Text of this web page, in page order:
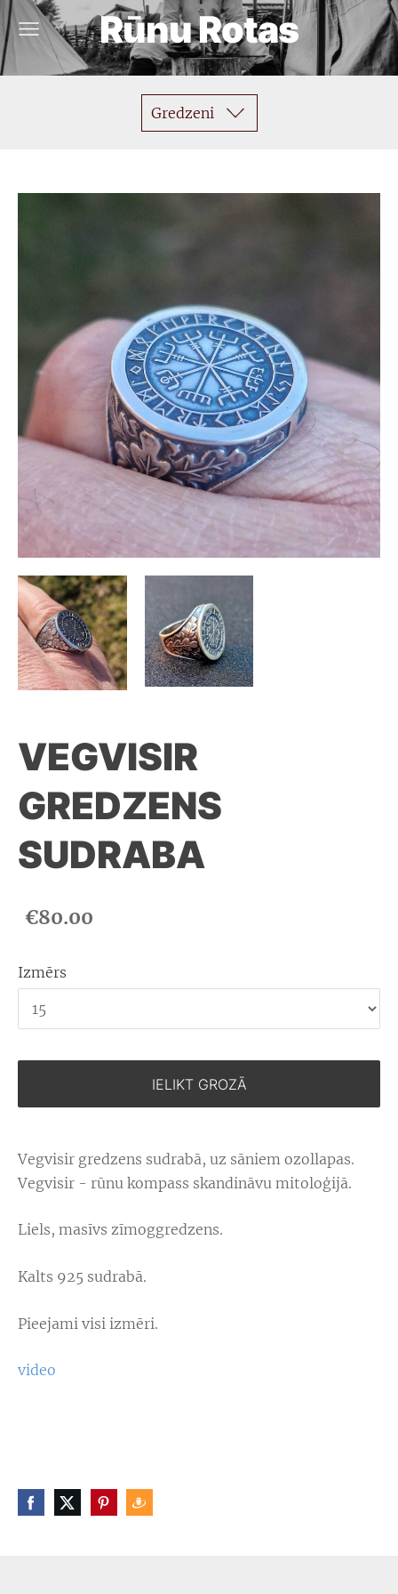
Rūnu Rotas
Gredzeni
VEGVISIR
GREDZENS
SUDRABA
€80.00
Izmērs
IELIKT GROZĀ
Vegvisir gredzens sudrabā, uz sāniem ozollapas.
Vegvisir - rūnu kompass skandināvu mitoloģijā.
Liels, masīvs zīmoggredzens.
Kalts 925 sudrabā.
Pieejami visi izmēri.
video